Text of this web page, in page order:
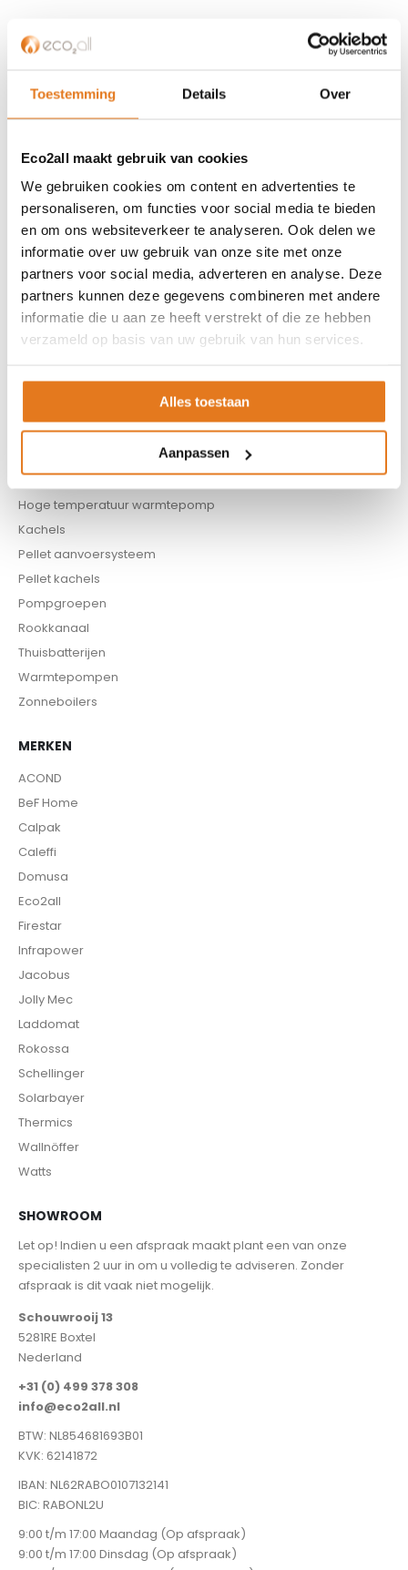
Toestemming Details Over
Eco2all maakt gebruik van cookies
We gebruiken cookies om content en advertenties te
personaliseren, om functies voor social media te bieden
en om ons websiteverkeer te analyseren. Ook delen we
informatie over uw gebruik van onze site met onze
partners voor social media, adverteren en analyse. Deze
partners kunnen deze gegevens combineren met andere
informatie die u aan ze heeft verstrekt of die ze hebben
verzameld op basis van uw gebruik van hun services.
Alles toestaan
Aanpassen
Partner worden?
Over ons
Algemene voorwaarden
ISDE-subsidie
Partner Locator
Contact
ASSORTIMENT
Appendages
Biomassa ketels
Buffervaten
CV haard
Infrarood panelen
Hoge temperatuur warmtepomp
Kachels
Pellet aanvoersysteem
Pellet kachels
Pompgroepen
Rookkanaal
Thuisbatterijen
Warmtepompen
Zonneboilers
MERKEN
ACOND
BeF Home
Calpak
Caleffi
Domusa
Eco2all
Firestar
Infrapower
Jacobus
Jolly Mec
Laddomat
Rokossa
Schellinger
Solarbayer
Thermics
Wallnöffer
Watts
SHOWROOM
Let op! Indien u een afspraak maakt plant een van onze
specialisten 2 uur in om u volledig te adviseren. Zonder
afspraak is dit vaak niet mogelijk.
Schouwrooij 13
5281RE Boxtel
Nederland
+31 (0) 499 378 308
info@eco2all.nl
BTW: NL854681693B01
KVK: 62141872
IBAN: NL62RABO0107132141
BIC: RABONL2U
9:00 t/m 17:00 Maandag (Op afspraak)
9:00 t/m 17:00 Dinsdag (Op afspraak)